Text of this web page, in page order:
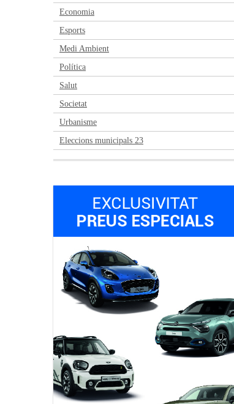
Economia
Esports
Medi Ambient
Política
Salut
Societat
Urbanisme
Eleccions municipals 23